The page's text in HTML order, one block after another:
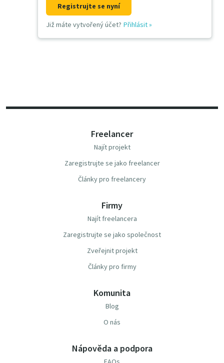
Registrujte se nyní
Již máte vytvořený účet? Přihlásit»
Freelancer
Najít projekt
Zaregistrujte se jako freelancer
Články pro freelancery
Firmy
Najít freelancera
Zaregistrujte se jako společnost
Zveřejnit projekt
Články pro firmy
Komunita
Blog
O nás
Nápověda a podpora